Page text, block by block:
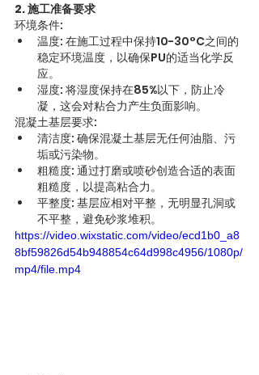
2. 施工准备要求
环境条件:
温度: 在施工过程中保持10-30°C之间的
稳定环境温度，以确保PU的适当化学反
应。
湿度: 将湿度保持在85%以下，防止冷
凝，这会对粘合力产生负面影响。
混凝土基层要求:
清洁度: 确保混凝土基层无任何油脂、污
垢或污染物。
粗糙度: 通过打磨或喷砂创造合适的表面
粗糙度，以提高粘合力。
平整度: 基层应相对平整，无明显孔洞或
不平整，避免砂浆堆积。
https://video.wixstatic.com/video/ecd1b0_a8
8bf59826d54b948854c64d998c4956/1080p/
mp4/file.mp4